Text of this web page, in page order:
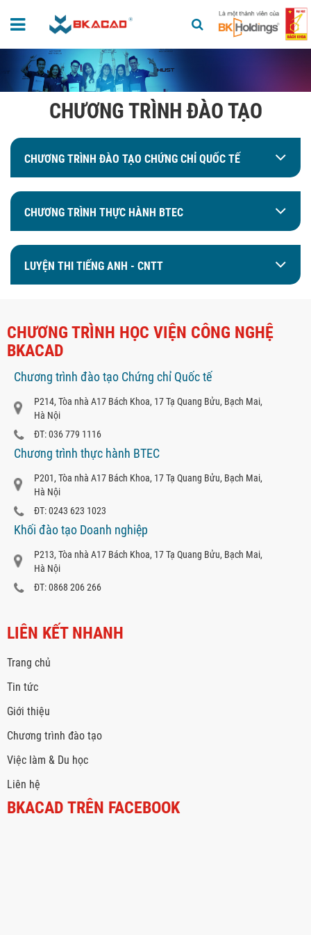
CHƯƠNG TRÌNH ĐÀO TẠO
CHƯƠNG TRÌNH ĐÀO TẠO CHỨNG CHỈ QUỐC TẾ
CHƯƠNG TRÌNH THỰC HÀNH BTEC
LUYỆN THI TIẾNG ANH - CNTT
CHƯƠNG TRÌNH HỌC VIỆN CÔNG NGHỆ
BKACAD
Chương trình đào tạo Chứng chỉ Quốc tế
P214, Tòa nhà A17 Bách Khoa, 17 Tạ Quang Bửu, Bạch Mai,
Hà Nội
ĐT: 036 779 1116
Chương trình thực hành BTEC
P201, Tòa nhà A17 Bách Khoa, 17 Tạ Quang Bửu, Bạch Mai,
Hà Nội
ĐT: 0243 623 1023
Khối đào tạo Doanh nghiệp
P213, Tòa nhà A17 Bách Khoa, 17 Tạ Quang Bửu, Bạch Mai,
Hà Nội
ĐT: 0868 206 266
LIÊN KẾT NHANH
Trang chủ
Tin tức
Giới thiệu
Chương trình đào tạo
Việc làm & Du học
Liên hệ
BKACAD TRÊN FACEBOOK